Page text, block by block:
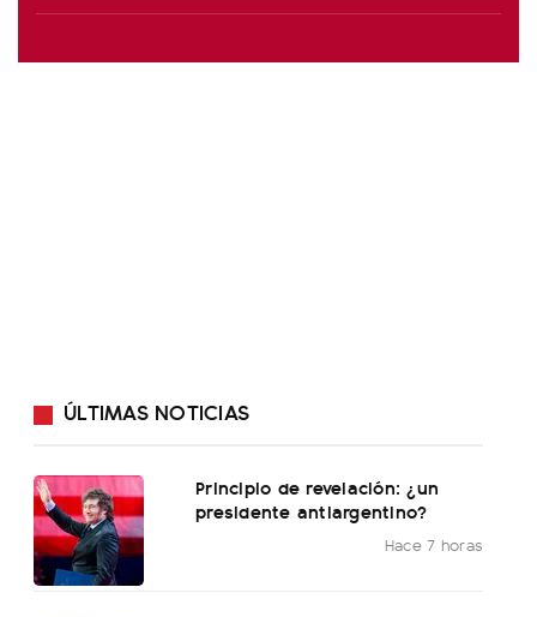
ÚLTIMAS NOTICIAS
Principio de revelación: ¿un
presidente antiargentino?
Hace 7 horas